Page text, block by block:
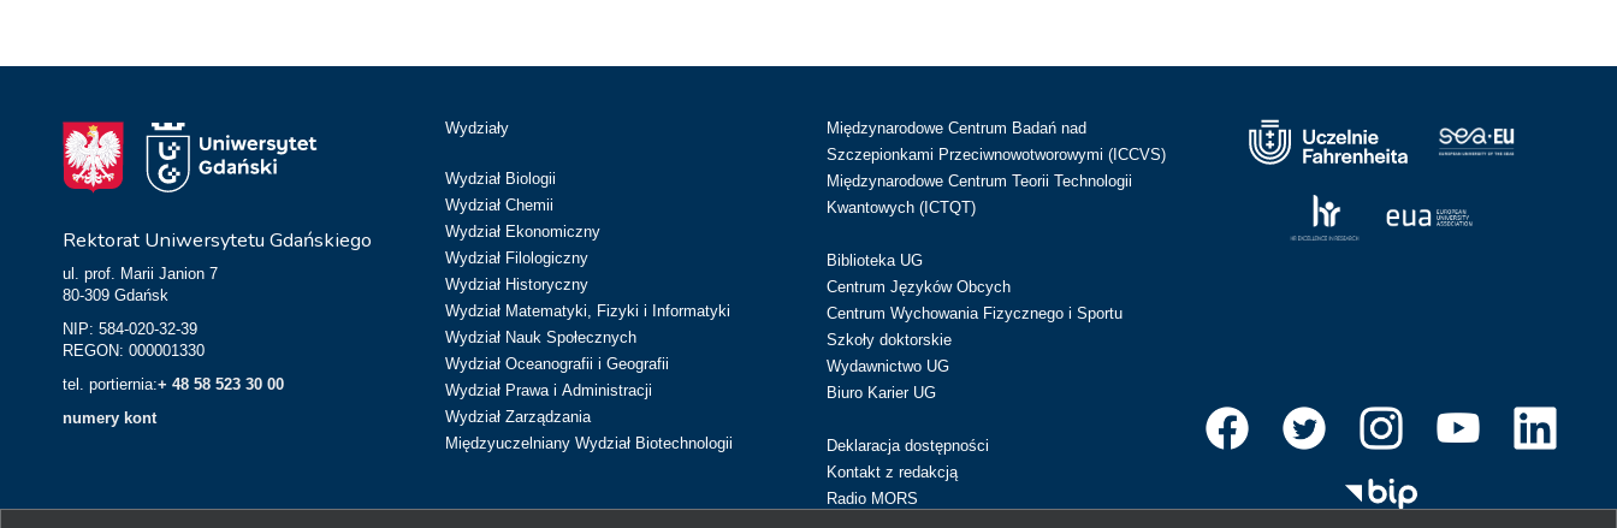
Rektorat Uniwersytetu Gdańskiego
ul. prof. Marii Janion 7
80-309 Gdańsk
NIP: 584-020-32-39
REGON: 000001330
tel. portiernia:+ 48 58 523 30 00
numery kont
Wydziały
Wydział Biologii
Wydział Chemii
Wydział Ekonomiczny
Wydział Filologiczny
Wydział Historyczny
Wydział Matematyki, Fizyki i Informatyki
Wydział Nauk Społecznych
Wydział Oceanografii i Geografii
Wydział Prawa i Administracji
Wydział Zarządzania
Międzyuczelniany Wydział Biotechnologii
Międzynarodowe Centrum Badań nad
Szczepionkami Przeciwnowotworowymi (ICCVS)
Międzynarodowe Centrum Teorii Technologii
Kwantowych (ICTQT)
Biblioteka UG
Centrum Języków Obcych
Centrum Wychowania Fizycznego i Sportu
Szkoły doktorskie
Wydawnictwo UG
Biuro Karier UG
Deklaracja dostępności
Kontakt z redakcją
Radio MORS